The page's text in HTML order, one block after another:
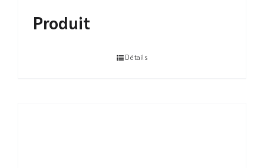
Produit
Détails